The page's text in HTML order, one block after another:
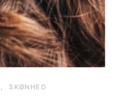
SKØNHED